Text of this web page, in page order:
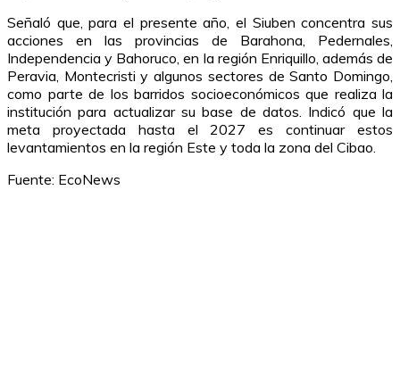
Señaló que, para el presente año, el Siuben concentra sus
acciones en las provincias de Barahona, Pedernales,
Independencia y Bahoruco, en la región Enriquillo, además de
Peravia, Montecristi y algunos sectores de Santo Domingo,
como parte de los barridos socioeconómicos que realiza la
institución para actualizar su base de datos. Indicó que la
meta proyectada hasta el 2027 es continuar estos
levantamientos en la región Este y toda la zona del Cibao.
Fuente: EcoNews